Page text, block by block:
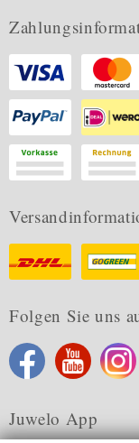
Folgen Sie uns
Juwelo App